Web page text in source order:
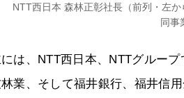
NTT西日本 森林正彰社長（前列・左
同事
は、NTT西日本、NTTグルー
業、そして福井銀行、福井信